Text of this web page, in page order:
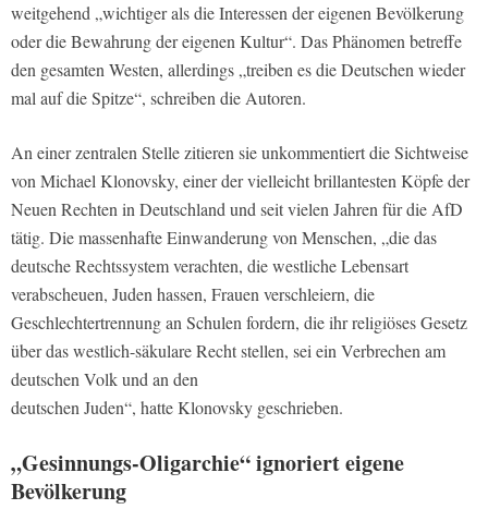
weitgehend „wichtiger als die Interessen der eigenen Bevölkerung
oder die Bewahrung der eigenen Kultur“. Das Phänomen betreffe
den gesamten Westen, allerdings „treiben es die Deutschen wieder
mal auf die Spitze“, schreiben die Autoren.
An einer zentralen Stelle zitieren sie unkommentiert die Sichtweise
von Michael Klonovsky, einer der vielleicht brillantesten Köpfe der
Neuen Rechten in Deutschland und seit vielen Jahren für die AfD
tätig. Die massenhafte Einwanderung von Menschen, „die das
deutsche Rechtssystem verachten, die westliche Lebensart
verabscheuen, Juden hassen, Frauen verschleiern, die
Geschlechtertrennung an Schulen fordern, die ihr religiöses Gesetz
über das westlich-säkulare Recht stellen, sei ein Verbrechen am
deutschen Volk und an den
deutschen Juden“, hatte Klonovsky geschrieben.
„Gesinnungs-Oligarchie“ ignoriert eigene
Bevölkerung